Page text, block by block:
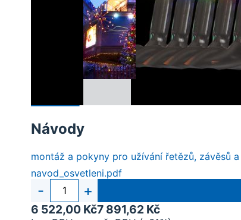
Návody
montáž a pokyny pro užívání řetězů, závěsů
navod_osvetleni.pdf
Počet
kusů
- +
6 522,00 Kč7 891,62 Kč